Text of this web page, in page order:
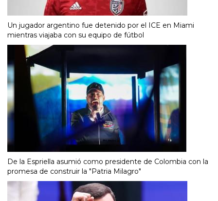
Un jugador argentino fue detenido por el ICE en Miami
mientras viajaba con su equipo de fútbol
De la Espriella asumió como presidente de Colombia con la
promesa de construir la "Patria Milagro"